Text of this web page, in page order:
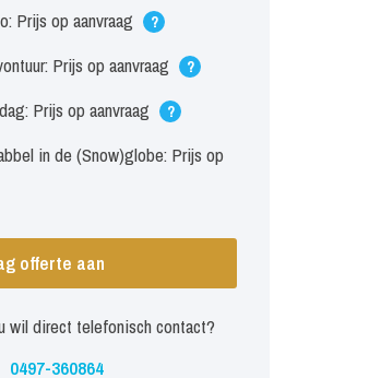
Prijs op aanvraag ?
Prijs op aanvraag ?
Prijs op aanvraag ?
in de (Snow)globe: Prijs op
offerte aan
wil direct telefonisch contact?
0497-360864